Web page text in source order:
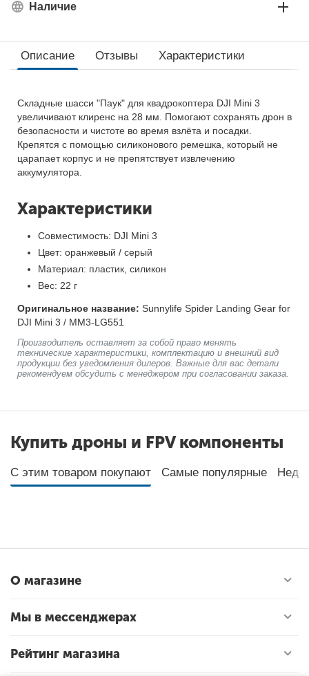
Наличие
Описание Отзывы Характеристики
Складные шасси "Паук" для квадрокоптера DJI Mini 3
увеличивают клиренс на 28 мм. Помогают сохранять дрон в
безопасности и чистоте во время взлёта и посадки.
Крепятся с помощью силиконового ремешка, который не
царапает корпус и не препятствует извлечению
аккумулятора.
Характеристики
Совместимость: DJI Mini 3
Цвет: оранжевый / серый
Материал: пластик, силикон
Вес: 22 г
Оригинальное название: Sunnylife Spider Landing Gear for
DJI Mini 3 / MM3-LG551
Производитель оставляет за собой право менять
технические характеристики, комплектацию и внешний вид
продукции без уведомления дилеров. Важные для вас детали
рекомендуем обсудить с менеджером при согласовании заказа.
Купить дроны и FPV компоненты
С этим товаром покупают Самые популярные
О магазине
Мы в мессенджерах
Рейтинг магазина